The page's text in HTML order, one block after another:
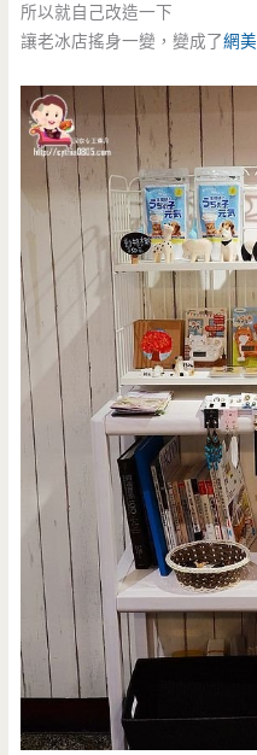
所以就自己改造一下
讓老冰店搖身一變，變成了網美